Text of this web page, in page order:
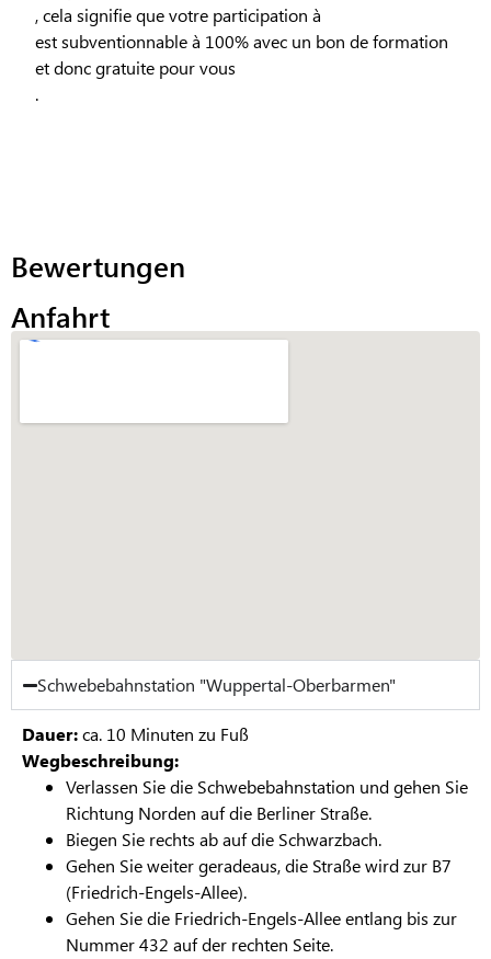
, cela signifie que votre participation à
est subventionnable à 100% avec un bon de formation
et donc gratuite pour vous
.
Bewertungen
Anfahrt
Schwebebahnstation "Wuppertal-Oberbarmen"
Dauer:ca. 10 Minuten zu Fuß
Wegbeschreibung:
Verlassen Sie die Schwebebahnstation und gehen Sie
Richtung Norden auf die Berliner Straße.
Biegen Sie rechts ab auf die Schwarzbach.
Gehen Sie weiter geradeaus, die Straße wird zur B7
(Friedrich-Engels-Allee).
Gehen Sie die Friedrich-Engels-Allee entlang bis zur
Nummer 432 auf der rechten Seite.